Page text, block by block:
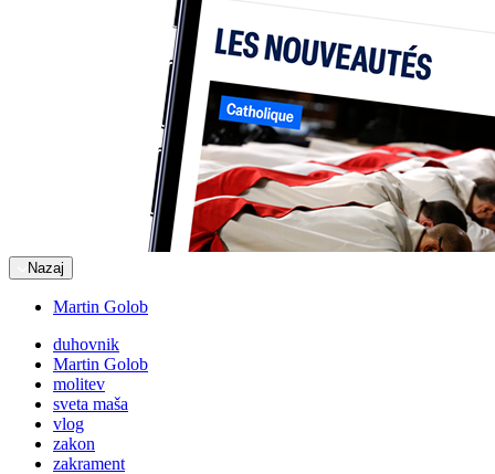
Nazaj
Martin Golob
duhovnik
Martin Golob
molitev
sveta maša
vlog
zakon
zakrament